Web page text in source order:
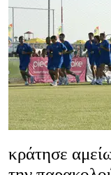
κράτησε